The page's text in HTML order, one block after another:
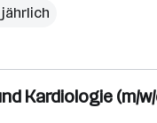
jährlich
Kardiologie (m/